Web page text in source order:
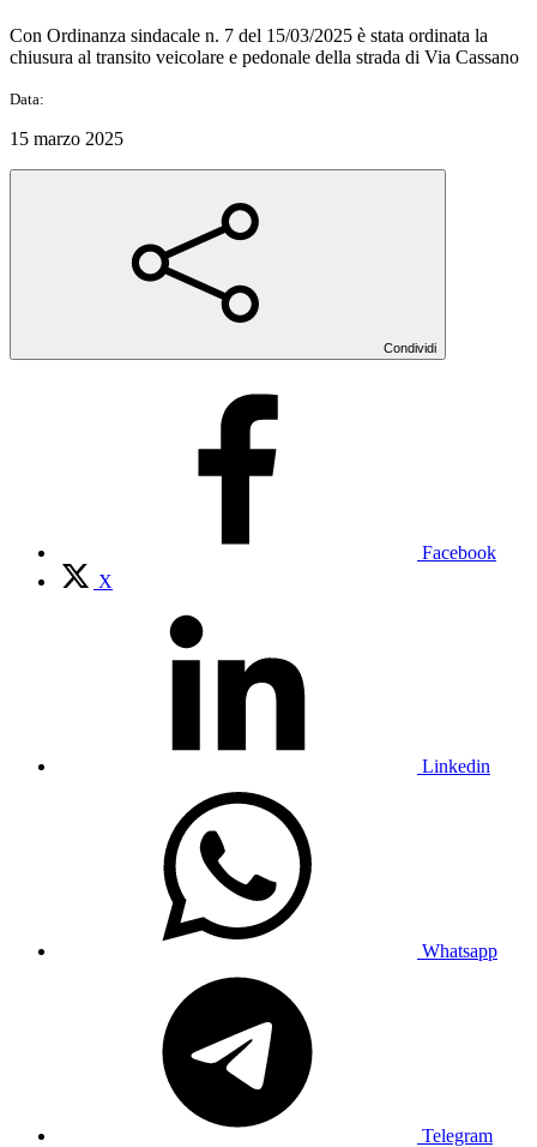
Con Ordinanza sindacale n. 7 del 15/03/2025 è stata ordinata la
chiusura al transito veicolare e pedonale della strada di Via Cassano
Data:
15 marzo 2025
Condividi
Facebook
X
Linkedin
Whatsapp
Telegram